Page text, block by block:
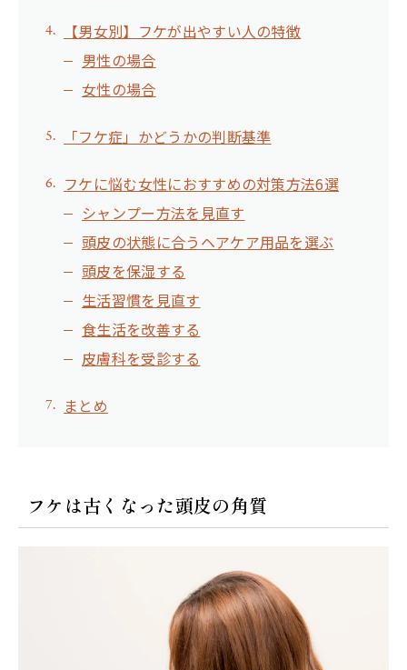
【男女別】フケが出やすい人の特徴
男性の場合
女性の場合
「フケ症」かどうかの判断基準
フケに悩む女性におすすめの対策方法6選
シャンプー方法を見直す
頭皮の状態に合うヘアケア用品を選ぶ
頭皮を保湿する
生活習慣を見直す
食生活を改善する
皮膚科を受診する
まとめ
フケは古くなった頭皮の角質